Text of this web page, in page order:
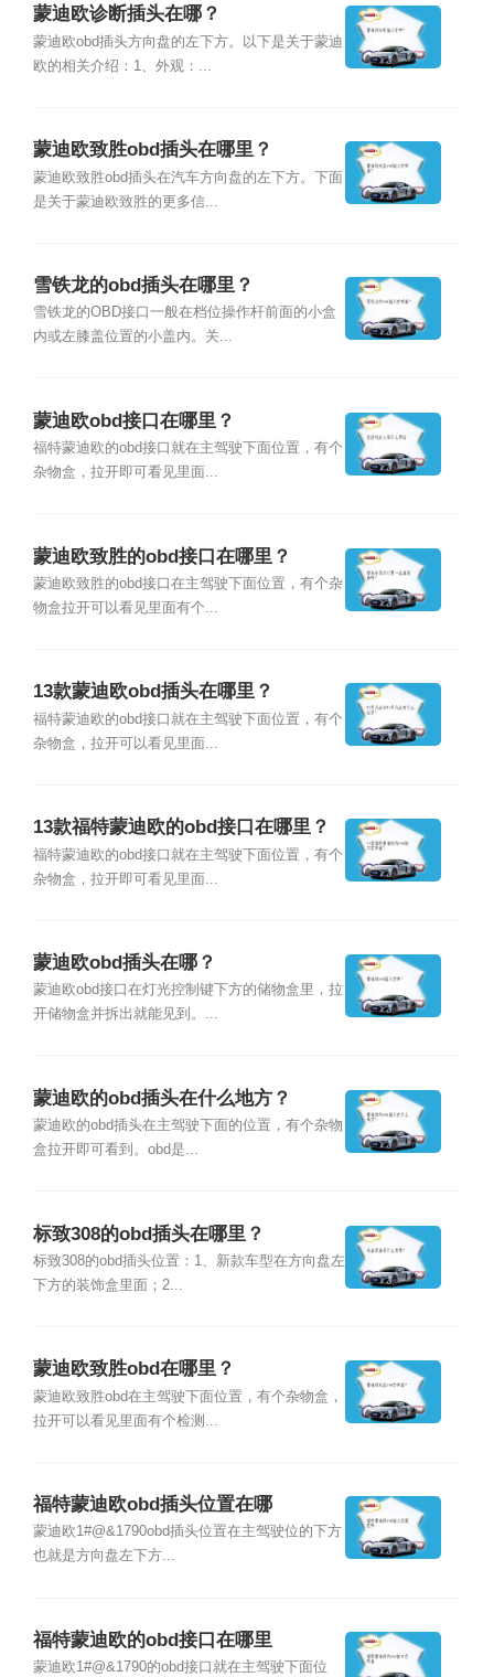
蒙迪欧诊断插头在哪？
蒙迪欧obd插头方向盘的左下方。以下是关于蒙迪
欧的相关介绍：1、外观：...
蒙迪欧致胜obd插头在哪里？
蒙迪欧致胜obd插头在汽车方向盘的左下方。下面
是关于蒙迪欧致胜的更多信...
雪铁龙的obd插头在哪里？
雪铁龙的OBD接口一般在档位操作杆前面的小盒
内或左膝盖位置的小盖内。关...
蒙迪欧obd接口在哪里？
福特蒙迪欧的obd接口就在主驾驶下面位置，有个
杂物盒，拉开即可看见里面...
蒙迪欧致胜的obd接口在哪里？
蒙迪欧致胜的obd接口在主驾驶下面位置，有个杂
物盒拉开可以看见里面有个...
13款蒙迪欧obd插头在哪里？
福特蒙迪欧的obd接口就在主驾驶下面位置，有个
杂物盒，拉开可以看见里面...
13款福特蒙迪欧的obd接口在哪里？
福特蒙迪欧的obd接口就在主驾驶下面位置，有个
杂物盒，拉开即可看见里面...
蒙迪欧obd插头在哪？
蒙迪欧obd接口在灯光控制键下方的储物盒里，拉
开储物盒并拆出就能见到。...
蒙迪欧的obd插头在什么地方？
蒙迪欧的obd插头在主驾驶下面的位置，有个杂物
盒拉开即可看到。obd是...
标致308的obd插头在哪里？
标致308的obd插头位置：1、新款车型在方向盘左
下方的装饰盒里面；2...
蒙迪欧致胜obd在哪里？
蒙迪欧致胜obd在主驾驶下面位置，有个杂物盒，
拉开可以看见里面有个检测...
福特蒙迪欧obd插头位置在哪
蒙迪欧1#@&1790obd插头位置在主驾驶位的下方
也就是方向盘左下方...
福特蒙迪欧的obd接口在哪里
蒙迪欧1#@&1790的obd接口就在主驾驶下面位